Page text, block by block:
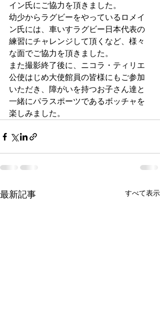
イン氏にご協力を頂きました。
幼少からラグビーをやっているロメイ
ン氏には、車いすラグビー日本代表の
練習にチャレンジして頂くなど、様々
な面でご協力を頂きました。
また撮影終了後に、ニコラ・ティリエ
公使はじめ大使館員の皆様にもご参加
いただき、障がいを持つお子さん達と
一緒にパラスポーツであるボッチャを
楽しみました。
最新記事 すべて表示